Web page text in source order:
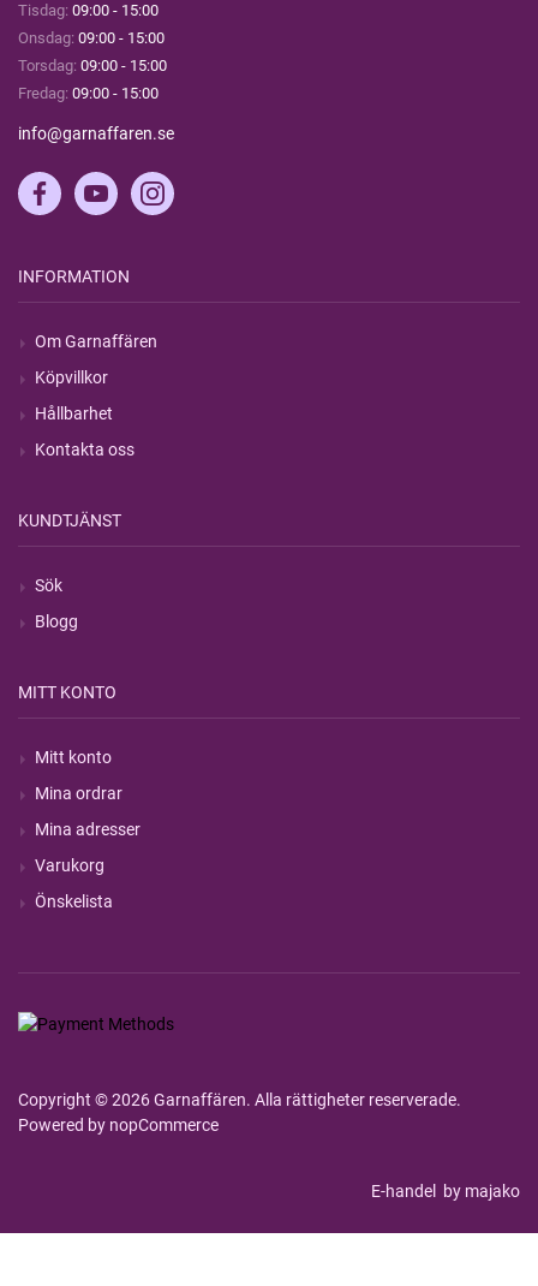
Tisdag: 09:00 - 15:00
Onsdag: 09:00 - 15:00
Torsdag: 09:00 - 15:00
Fredag: 09:00 - 15:00
info@garnaffaren.se
INFORMATION
Om Garnaffären
Köpvillkor
Hållbarhet
Kontakta oss
KUNDTJÄNST
Sök
Blogg
MITT KONTO
Mitt konto
Mina ordrar
Mina adresser
Varukorg
Önskelista
Copyright © 2026 Garnaffären. Alla rättigheter reserverade.
Powered by nopCommerce
E-handel by majako